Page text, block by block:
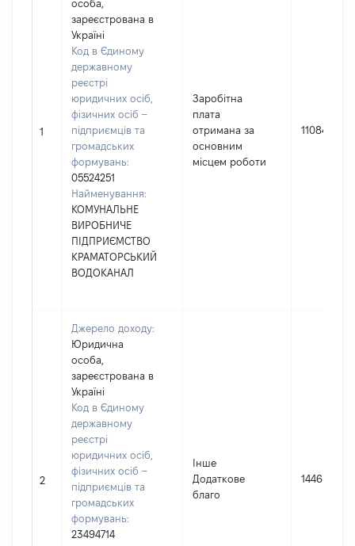
1
особа,
зареєстрована в
Україні
Код в Єдиному
державному
реєстрі
юридичних осіб,
фізичних осіб –
підприємців та
громадських
формувань:
05524251
Найменування:
КОМУНАЛЬНЕ
ВИРОБНИЧЕ
ПІДПРИЄМСТВО
КРАМАТОРСЬКИЙ
ВОДОКАНАЛ
Заробітна
плата
отримана за
основним
місцем роботи
1108438
2
Джерело доходу:
Юридична
особа,
зареєстрована в
Україні
Код в Єдиному
державному
реєстрі
юридичних осіб,
фізичних осіб –
підприємців та
громадських
формувань:
23494714
Інше
Додаткове
благо
1446